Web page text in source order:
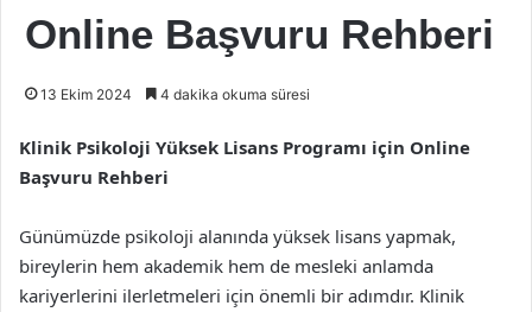
Online Başvuru Rehberi
13 Ekim 2024 4 dakika okuma süresi
Klinik Psikoloji Yüksek Lisans Programı için Online
Başvuru Rehberi
Günümüzde psikoloji alanında yüksek lisans yapmak,
bireylerin hem akademik hem de mesleki anlamda
kariyerlerini ilerletmeleri için önemli bir adımdır. Klinik